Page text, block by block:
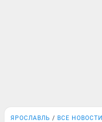
ЯРОСЛАВЛЬ ВСЕ НОВОСТИ